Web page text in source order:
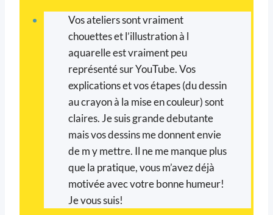
Vos ateliers sont vraiment
chouettes et l’illustration à l
aquarelle est vraiment peu
représenté sur YouTube. Vos
explications et vos étapes (du dessin
au crayon à la mise en couleur) sont
claires. Je suis grande debutante
mais vos dessins me donnent envie
de m y mettre. Il ne me manque plus
que la pratique, vous m’avez déjà
motivée avec votre bonne humeur!
Je vous suis!